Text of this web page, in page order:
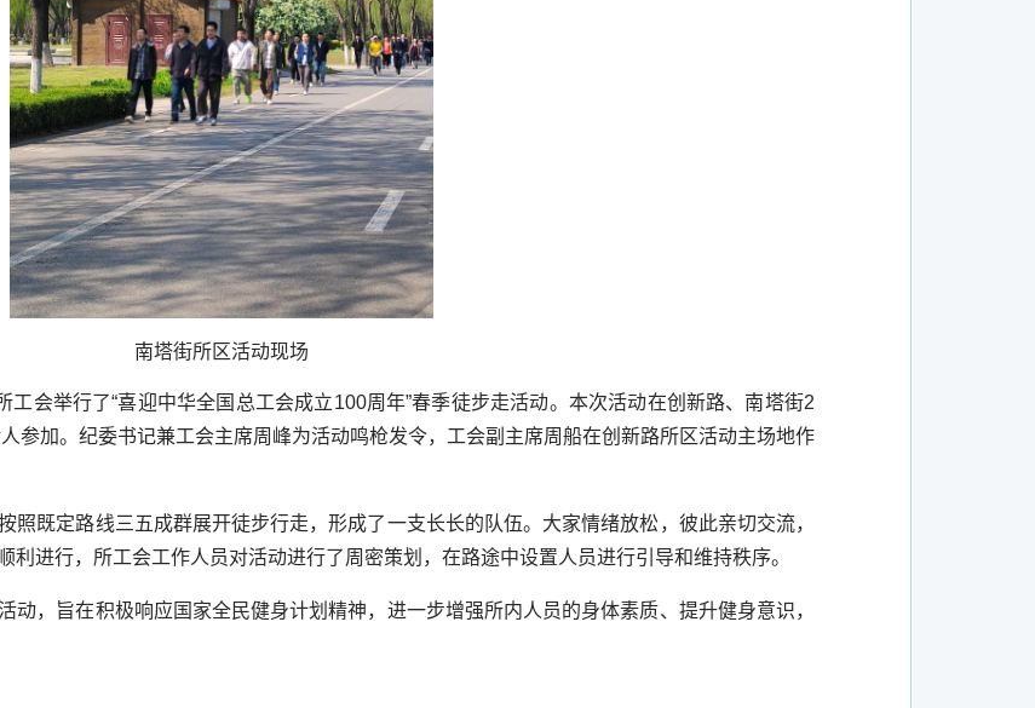
南塔街所区活动现场
工会举行了“喜迎中华全国总工会成立100周年”春季徒步走活动。本次活动在创新路、南塔街2
参加。纪委书记兼工会主席周峰为活动鸣枪发令，工会副主席周船在创新路所区活动主场地作
照既定路线三五成群展开徒步行走，形成了一支长长的队伍。大家情绪放松，彼此亲切交流，
进行，所工会工作人员对活动进行了周密策划，在路途中设置人员进行引导和维持秩序。
动，旨在积极响应国家全民健身计划精神，进一步增强所内人员的身体素质、提升健身意识，